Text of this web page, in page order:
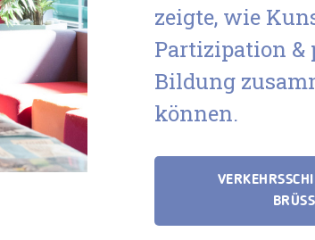
zeigte, wie
Partizipation &
Bildung
können.